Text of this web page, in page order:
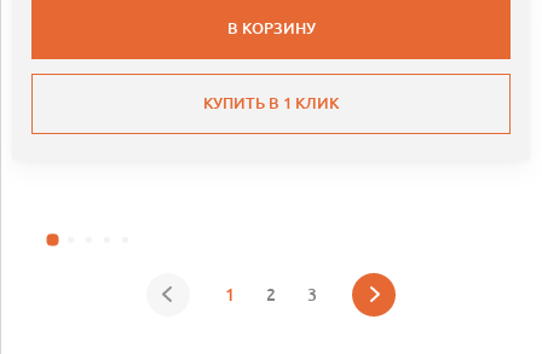
В КОРЗИНУ
КУПИТЬ В 1 КЛИК
1 2 3